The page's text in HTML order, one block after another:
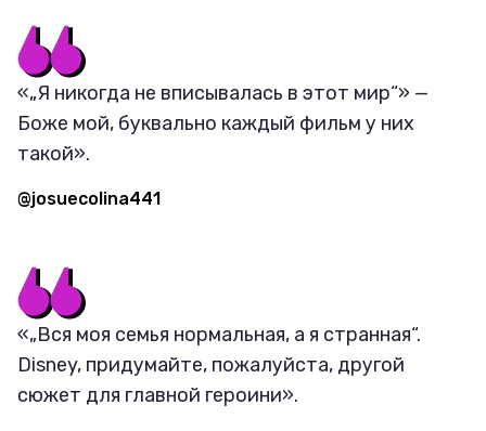
«„Я никогда не вписывалась в этот мир“» —
Боже мой, буквально каждый фильм у них
такой».
@josuecolina441
«„Вся моя семья нормальная, а я странная“.
Disney, придумайте, пожалуйста, другой
сюжет для главной героини».